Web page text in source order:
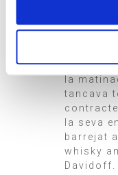
Suite
Aquí,
la
tancava
la seva
barrejat
whisky
Davidoff.